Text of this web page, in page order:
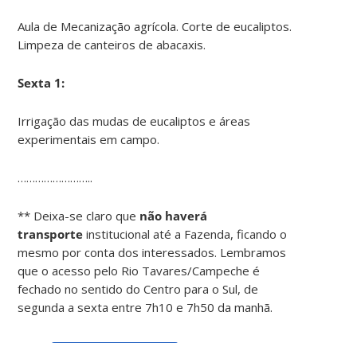
Aula de Mecanização agrícola. Corte de eucaliptos.
Limpeza de canteiros de abacaxis.
Sexta 1:
Irrigação das mudas de eucaliptos e áreas
experimentais em campo.
……………………..
** Deixa-se claro que não haverá
transporte institucional até a Fazenda, ficando o
mesmo por conta dos interessados. Lembramos
que o acesso pelo Rio Tavares/Campeche é
fechado no sentido do Centro para o Sul, de
segunda a sexta entre 7h10 e 7h50 da manhã.